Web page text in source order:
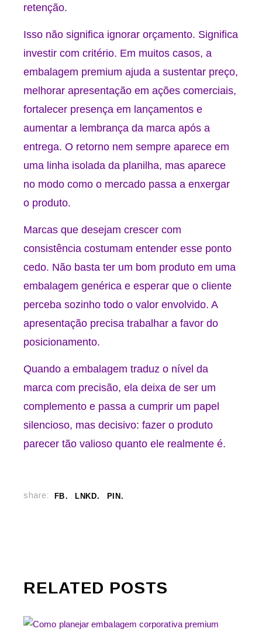
retenção.
Isso não significa ignorar orçamento. Significa
investir com critério. Em muitos casos, a
embalagem premium ajuda a sustentar preço,
melhorar apresentação em ações comerciais,
fortalecer presença em lançamentos e
aumentar a lembrança da marca após a
entrega. O retorno nem sempre aparece em
uma linha isolada da planilha, mas aparece
no modo como o mercado passa a enxergar
o produto.
Marcas que desejam crescer com
consistência costumam entender esse ponto
cedo. Não basta ter um bom produto em uma
embalagem genérica e esperar que o cliente
perceba sozinho todo o valor envolvido. A
apresentação precisa trabalhar a favor do
posicionamento.
Quando a embalagem traduz o nível da
marca com precisão, ela deixa de ser um
complemento e passa a cumprir um papel
silencioso, mas decisivo: fazer o produto
parecer tão valioso quanto ele realmente é.
share: FB LNKD PIN
RELATED POSTS